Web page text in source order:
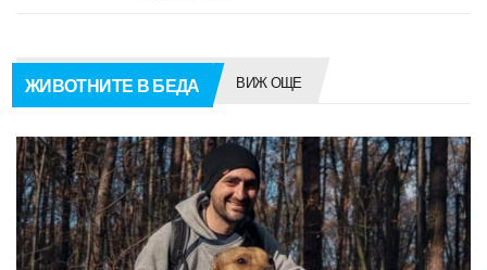
ЖИВОТНИТЕ В БЕДА ВИЖ ОЩЕ